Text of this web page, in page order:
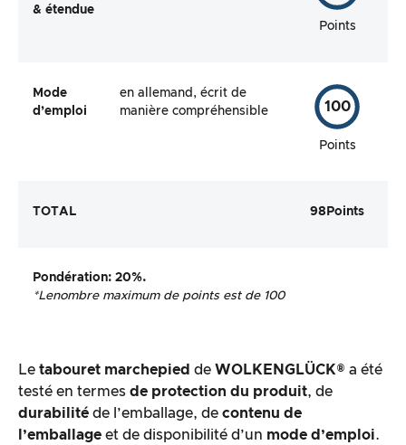
& étendue
Points
Mode
d’emploi
en allemand, écrit de
manière compréhensible
100
Points
TOTAL 98 Points
Pondération: 20%.
*Lenombre maximum de points est de 100
Le tabouret marchepied de WOLKENGLÜCK® a été
testé en termes de protection du produit, de
durabilité de l’emballage, de contenu de
l’emballage et de disponibilité d’un mode d’emploi.